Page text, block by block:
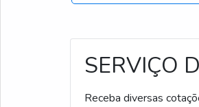
SERVIÇO
Receba diversas